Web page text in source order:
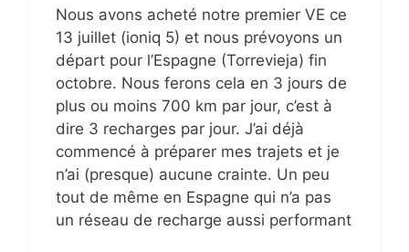
Nous avons acheté notre premier VE ce
13 juillet (ioniq 5) et nous prévoyons un
départ pour l’Espagne (Torrevieja) fin
octobre. Nous ferons cela en 3 jours de
plus ou moins 700 km par jour, c’est à
dire 3 recharges par jour. J’ai déjà
commencé à préparer mes trajets et je
n’ai (presque) aucune crainte. Un peu
tout de même en Espagne qui n’a pas
un réseau de recharge aussi performant